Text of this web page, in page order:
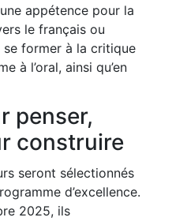
appétence pour la
le français ou
se former à la critique
à l’oral, ainsi qu’en
penser,
construire
seront sélectionnés
d’excellence.
2025, ils